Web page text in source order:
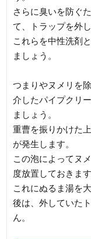
さらに臭いを防ぐ
て、トラップを外し
これらを中性洗剤
ましょう。
つまりやヌメリを
介したパイプクリ
ましょう。
重曹を振りかけた
が発生します。
この泡によってヌ
度放置しておきます
これにぬるま湯を
後は、外していた
ん。